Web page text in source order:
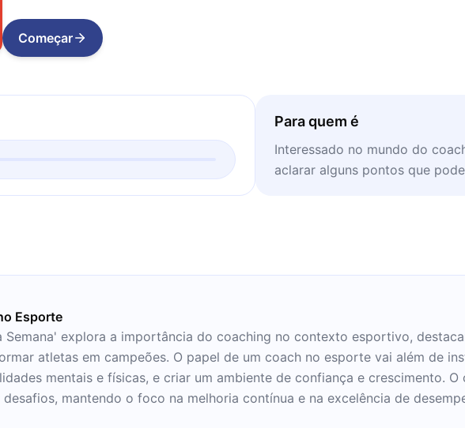
Começar
Para quem é
Interessado no mundo do
aclarar alguns pontos que
Esporte
Semana' explora a importância do coaching no contexto esportivo,
atletas em campeões. O papel de um coach no esporte vai além de
mentais e físicas, e criar um ambiente de confiança e crescimento.
mantendo o foco na melhoria contínua e na excelência de